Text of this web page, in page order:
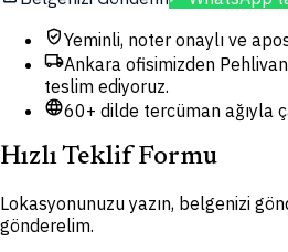
verified_userYeminli, noter onaylı ve
local_shippingAnkara ofisimizden
teslim ediyoruz.
language60+ dilde tercüman ağıyla
Hızlı Teklif Formu
Lokasyonunuzu yazın, belgenizi
gönderelim.